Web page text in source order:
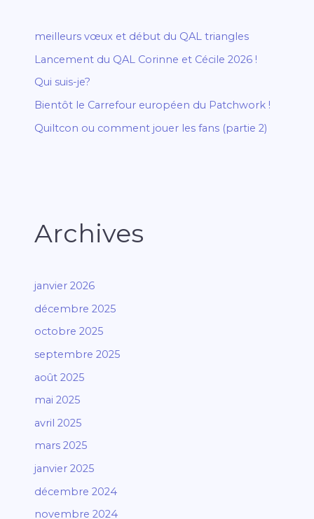
meilleurs vœux et début du QAL triangles
Lancement du QAL Corinne et Cécile 2026 !
Qui suis-je?
Bientôt le Carrefour européen du Patchwork !
Quiltcon ou comment jouer les fans (partie 2)
Archives
janvier 2026
décembre 2025
octobre 2025
septembre 2025
août 2025
mai 2025
avril 2025
mars 2025
janvier 2025
décembre 2024
novembre 2024